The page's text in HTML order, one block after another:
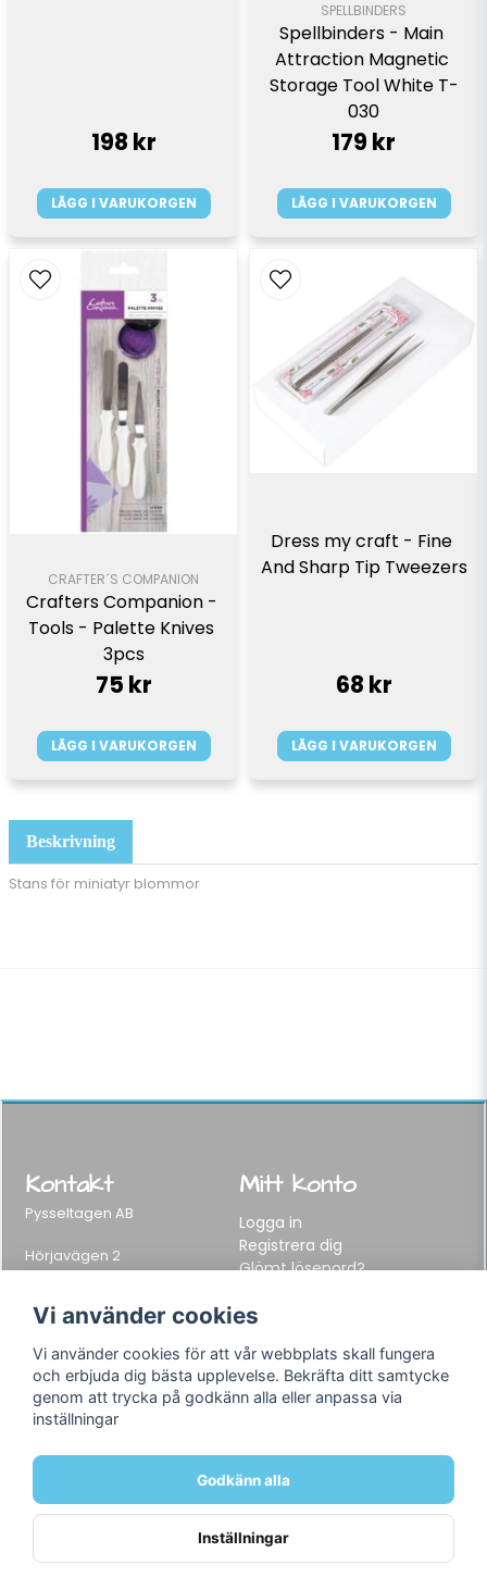
Beskrivning
Stans för miniatyr blommor
198 kr
LÄGG I VARUKORGEN
SPELLBINDERS
Spellbinders - Main
Attraction Magnetic
Storage Tool White T-
030
179 kr
LÄGG I VARUKORGEN
CRAFTER´S COMPANION
Crafters Companion -
Tools - Palette Knives
3pcs
75 kr
LÄGG I VARUKORGEN
Dress my craft - Fine
And Sharp Tip Tweezers
68 kr
LÄGG I VARUKORGEN
Kontakt
Pysseltagen AB
Hörjavägen 2
282 34 Tyringe, Sweden
E-post:info@pysseltagen.se
Mitt konto
Logga in
Registrera dig
Glömt lösenord?
Info
Varumärken
Om oss
Kontakt
Följ oss
Vi använder cookies
Vi använder cookies för att vår webbplats skall fungera
och erbjuda dig bästa upplevelse. Bekräfta ditt samtycke
genom att trycka på godkänn alla eller anpassa via
inställningar
Godkänn alla
Inställningar